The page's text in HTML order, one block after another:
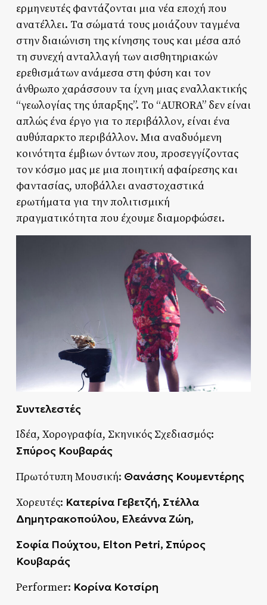
ερμηνευτές φαντάζονται μια νέα εποχή που
ανατέλλει. Τα σώματά τους μοιάζουν ταγμένα
στην διαιώνιση της κίνησης τους και μέσα από
τη συνεχή ανταλλαγή των αισθητηριακών
ερεθισμάτων ανάμεσα στη φύση και τον
άνθρωπο χαράσσουν τα ίχνη μιας εναλλακτικής
“γεωλογίας της ύπαρξης”. Το “AURORA” δεν είναι
απλώς ένα έργο για το περιβάλλον, είναι ένα
αυθύπαρκτο περιβάλλον. Μια αναδυόμενη
κοινότητα έμβιων όντων που, προσεγγίζοντας
τον κόσμο μας με μια ποιητική αφαίρεσης και
φαντασίας, υποβάλλει αναστοχαστικά
ερωτήματα για την πολιτισμική
πραγματικότητα που έχουμε διαμορφώσει.
Συντελεστές
Ιδέα, Χορογραφία, Σκηνικός Σχεδιασμός:
Σπύρος Κουβαράς
Πρωτότυπη Μουσική: Θανάσης Κουμεντέρης
Χορευτές: Κατερίνα Γεβετζή, Στέλλα
Δημητρακοπούλου, Ελεάννα Ζώη,
Σοφία Πούχτου, Elton Petri, Σπύρος
Κουβαράς
Performer: Κορίνα Κοτσίρη